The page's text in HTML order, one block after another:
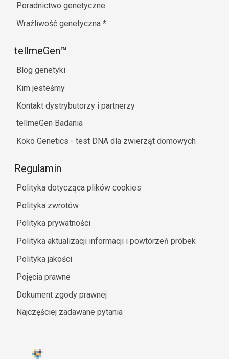
Poradnictwo genetyczne
Wrażliwość genetyczna *
tellmeGen™
Blog genetyki
Kim jesteśmy
Kontakt dystrybutorzy i partnerzy
tellmeGen Badania
Koko Genetics - test DNA dla zwierząt domowych
Regulamin
Polityka dotycząca plików cookies
Polityka zwrotów
Polityka prywatności
Polityka aktualizacji informacji i powtórzeń próbek
Polityka jakości
Pojęcia prawne
Dokument zgody prawnej
Najczęściej zadawane pytania